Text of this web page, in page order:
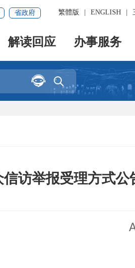
繁體版 ENGLISH
省政府
解读回应 办事服务


访举报受理方式公